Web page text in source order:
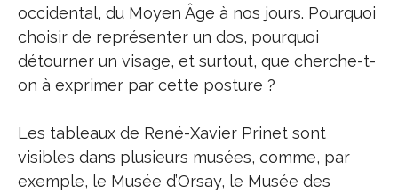
occidental, du Moyen Âge à nos jours. Pourquoi
choisir de représenter un dos, pourquoi
détourner un visage, et surtout, que cherche-t-
on à exprimer par cette posture ?
Les tableaux de René-Xavier Prinet sont
visibles dans plusieurs musées, comme, par
exemple, le Musée d’Orsay, le Musée des